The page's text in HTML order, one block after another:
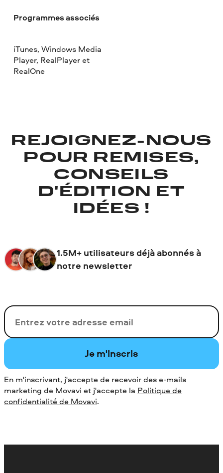
Programmes associés
iTunes, Windows Media
Player, RealPlayer et
RealOne
REJOIGNEZ-NOUS
POUR REMISES,
CONSEILS
D'ÉDITION ET
IDÉES !
1.5M+ utilisateurs déjà abonnés à
notre newsletter
Votre adresse de messagerie
Je m'inscris
En m'inscrivant, j'accepte de recevoir des e-mails
marketing de Movavi et j'accepte la Politique de
confidentialité de Movavi.